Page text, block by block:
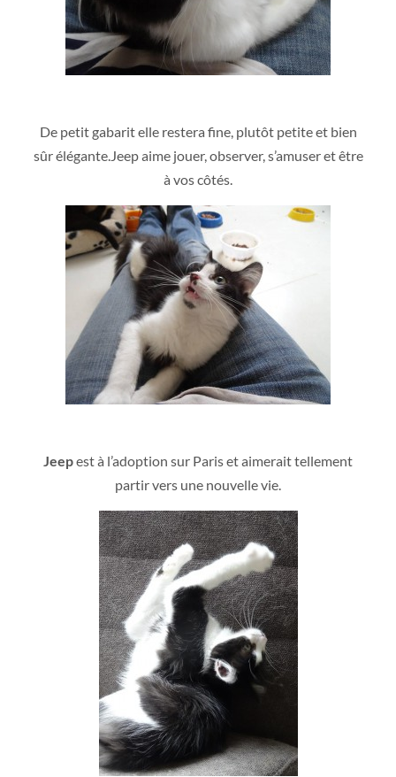
De petit gabarit elle restera fine, plutôt petite et bien
sûr élégante.Jeep aime jouer, observer, s’amuser et être
à vos côtés.
Jeepest à l’adoption sur Paris et aimerait tellement
partir vers une nouvelle vie.